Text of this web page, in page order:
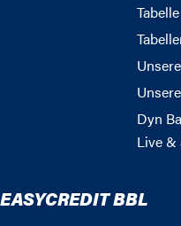
Tabelle
Dyn
Live
EASYCREDIT BBL